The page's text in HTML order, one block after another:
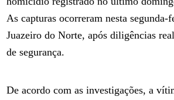
As capturas ocorreram nesta segunda-
Juazeiro do Norte, após diligências
de segurança.
De acordo com as investigações, a